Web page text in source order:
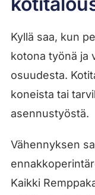
Kyllä saa, kun
kotona työnä ja
osuudesta.
koneista tai
asennustyöstä.
Vähennyksen
Kaikki